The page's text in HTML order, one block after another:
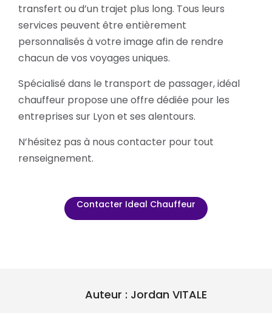
transfert ou d’un trajet plus long. Tous leurs
services peuvent être entièrement
personnalisés à votre image afin de rendre
chacun de vos voyages uniques.
Spécialisé dans le transport de passager, idéal
chauffeur propose une offre dédiée pour les
entreprises sur Lyon et ses alentours.
N’hésitez pas à nous contacter pour tout
renseignement.
Contacter Ideal Chauffeur
Auteur : Jordan VITALE